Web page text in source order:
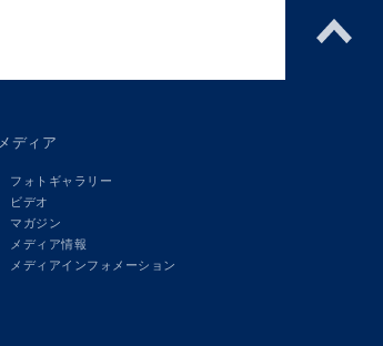
メディア
フォトギャラリー
ビデオ
マガジン
メディア情報
メディアインフォメーション